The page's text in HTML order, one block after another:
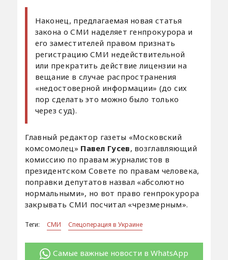
Наконец, предлагаемая новая статья
закона о СМИ наделяет генпрокурора и
его заместителей правом признать
регистрацию СМИ недействительной
или прекратить действие лицензии на
вещание в случае распространения
«недостоверной информации» (до сих
пор сделать это можно было только
через суд).
Главный редактор газеты «Московский
комсомолец» Павел Гусев, возглавляющий
комиссию по правам журналистов в
президентском Совете по правам человека,
поправки депутатов назвал «абсолютно
нормальными», но вот право генпрокурора
закрывать СМИ посчитал «чрезмерным».
Теги: СМИ Спецоперация в Украине
Самые важные новости в WhatsApp